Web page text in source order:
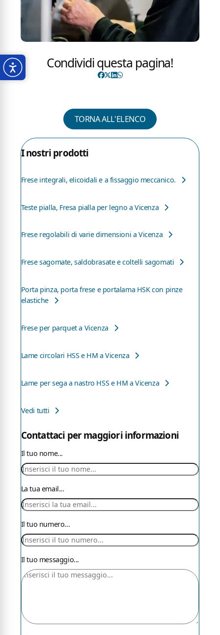
Condividi questa pagina!
TORNA ALL'ELENCO
I nostri prodotti
Frese integrali, elicoidali e a fissaggio meccanico.
Teste pialla, Fresa pialla per legno a Vicenza
Frese regolabili di varie dimensioni a Vicenza
Frese sagomate, saldobrasate e coltelli sagomati
Porta pinza, porta frese e portalama HSK con pinze
elastiche
Frese per parquet a Vicenza
Lame circolari HSS e HM a Vicenza
Lame per sega a nastro HSS e HM a Vicenza
Vedi tutti
Contattaci per maggiori informazioni
Il tuo nome...
La tua email...
Il tuo numero...
Il tuo messaggio...